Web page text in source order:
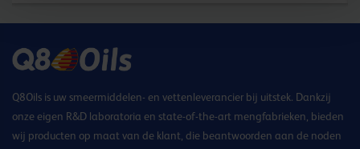
Q8Oils is uw smeermiddelen- en vettenleverancier bij uitstek. Dankzij
onze eigen R&D laboratoria en state-of-the-art mengfabrieken, bieden
wij producten op maat van de klant, die beantwoorden aan de noden